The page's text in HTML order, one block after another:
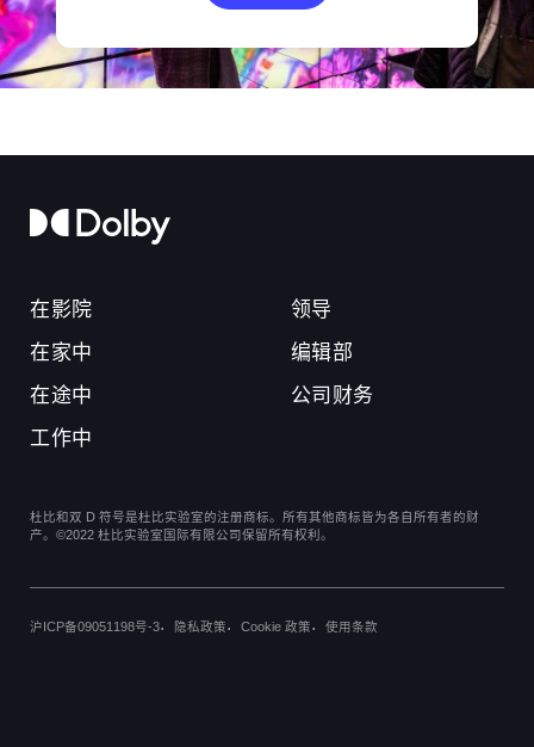
在影院
在家中
在途中
工作中
领导
编辑部
公司财务
杜比和双 D 符号是杜比实验室的注册商标。所有其他商标皆为各自所有者的财
产。©2022 杜比实验室国际有限公司保留所有权利。
沪ICP备09051198号-3 隐私政策 Cookie 政策 使用条款